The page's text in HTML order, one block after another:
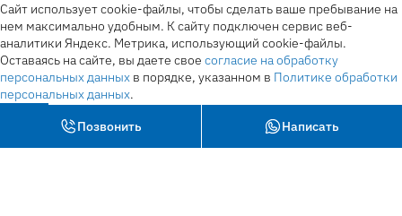
Позвонить Написать
Сайт использует cookie-файлы, чтобы сделать ваше пребывание на
нем максимально удобным. К cайту подключен сервис веб-
аналитики Яндекс. Метрика, использующий cookie-файлы.
Оставаясь на сайте, вы даете свое согласие на обработку
персональных данных в порядке, указанном в Политике обработки
персональных данных.